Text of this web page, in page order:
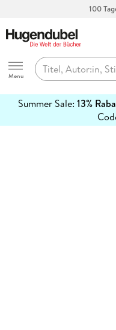
100
Hugendubel
Menu
Summer Sale: 13%
erfahren